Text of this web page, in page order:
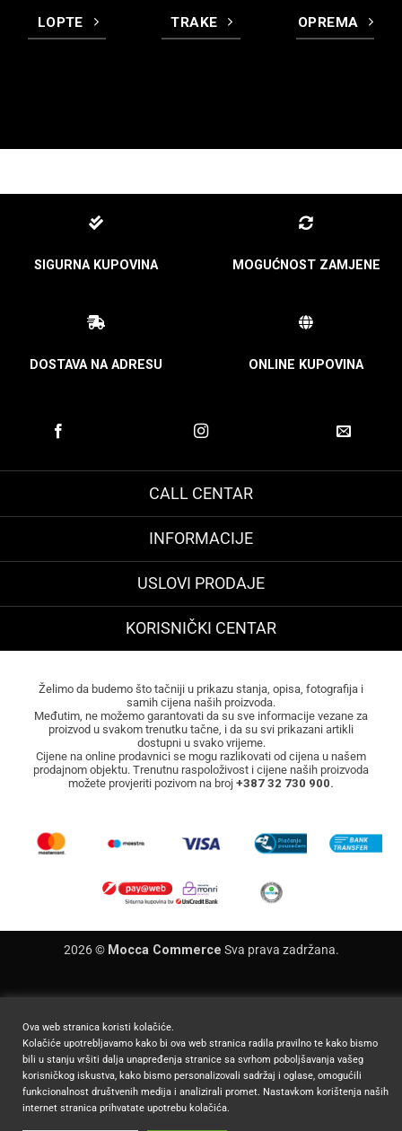
LOPTE TRAKE OPREMA
SIGURNA KUPOVINA MOGUĆNOST ZAMJENE
DOSTAVA NA ADRESU ONLINE KUPOVINA
CALL CENTAR
INFORMACIJE
USLOVI PRODAJE
KORISNIČKI CENTAR
Želimo da budemo što tačniji u prikazu stanja, opisa, fotografija i
samih cijena naših proizvoda.
Međutim, ne možemo garantovati da su sve informacije vezane za
proizvod u svakom trenutku tačne, i da su svi prikazani artikli
dostupni u svako vrijeme.
Cijene na online prodavnici se mogu razlikovati od cijena u našem
prodajnom objektu. Trenutnu raspoloživost i cijene naših proizvoda
možete provjeriti pozivom na broj +387 32 730 900.
2026 © Mocca Commerce Sva prava zadržana.
Ova web stranica koristi kolačiće.
Kolačiće upotrebljavamo kako bi ova web stranica radila pravilno te kako bismo
bili u stanju vršiti dalja unapređenja stranice sa svrhom poboljšavanja vašeg
korisničkog iskustva, kako bismo personalizovali sadržaj i oglase, omogućili
funkcionalnost društvenih medija i analizirali promet. Nastavkom korištenja naših
internet stranica prihvatate upotrebu kolačića.